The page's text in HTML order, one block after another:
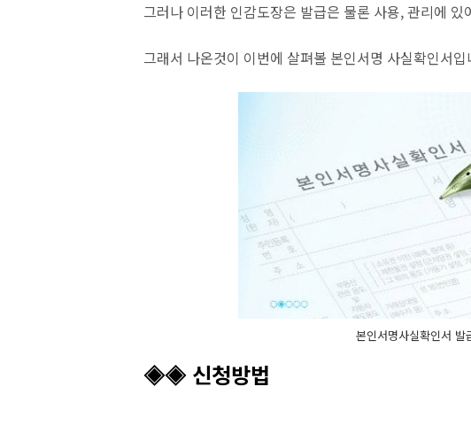
그러나 이러한 인감도장은 발급은 물론 사용, 관리에
그래서 나온것이 이번에 살펴볼 본인서명 사실확인서입
본인서명사실확인서 발
◈◈ 신청방법